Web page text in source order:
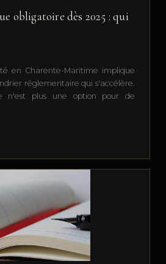
obligatoire dès 2025 : qui
en Charente-Maritime implique
réglementaire qui s'accélère.
n'est plus une option pour de